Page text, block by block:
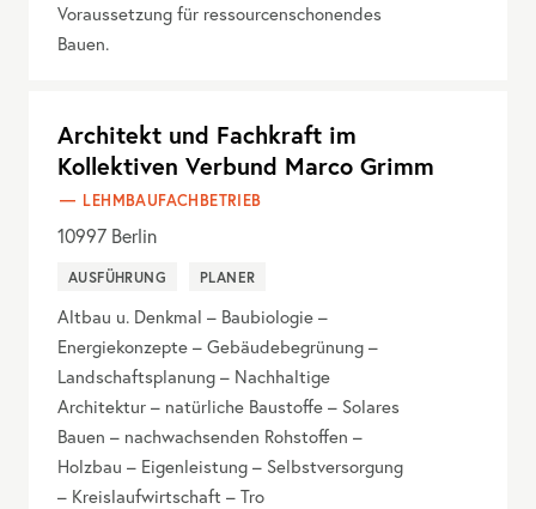
Voraussetzung für ressourcenschonendes
Bauen.
Architekt und Fachkraft im
Kollektiven Verbund Marco Grimm
LEHMBAUFACHBETRIEB
10997 Berlin
AUSFÜHRUNG PLANER
Altbau u. Denkmal – Baubiologie –
Energiekonzepte – Gebäudebegrünung –
Landschaftsplanung – Nachhaltige
Architektur – natürliche Baustoffe – Solares
Bauen – nachwachsenden Rohstoffen –
Holzbau – Eigenleistung – Selbstversorgung
– Kreislaufwirtschaft – Tro